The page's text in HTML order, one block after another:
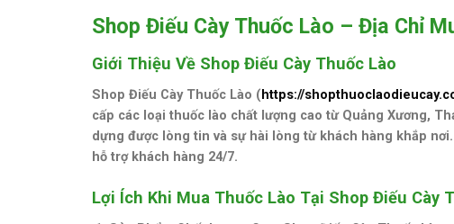
Shop Điếu Cày Thuốc Lào – Địa Chỉ
Giới Thiệu Về Shop Điếu Cày Thuốc Lào
Shop Điếu Cày Thuốc Lào (https://
cấp các loại thuốc lào chất lượng cao từ Quảng Xương,
dựng được lòng tin và sự hài lòng từ khách hàng khắp
hỗ trợ khách hàng 24/7.
Lợi Ích Khi Mua Thuốc Lào Tại Shop Điếu Cày